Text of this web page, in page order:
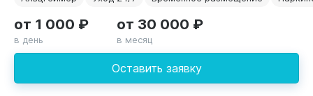
Оставить заявку
от 1 000 ₽
в день
от 30 000 ₽
в месяц